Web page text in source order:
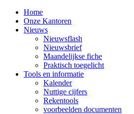
Home
Onze Kantoren
Nieuws
Nieuwsflash
Nieuwsbrief
Maandelijkse fiche
Praktisch toegelicht
Tools en informatie
Kalender
Nuttige cijfers
Rekentools
voorbeelden documenten